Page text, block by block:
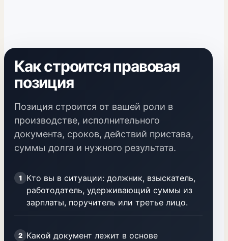
Как строится правовая
позиция
Позиция строится от вашей роли в
производстве, исполнительного
документа, сроков, действий пристава,
суммы долга и нужного результата.
1
Кто вы в ситуации: должник, взыскатель,
работодатель, удерживающий суммы из
зарплаты, поручитель или третье лицо.
2 Какой документ лежит в основе